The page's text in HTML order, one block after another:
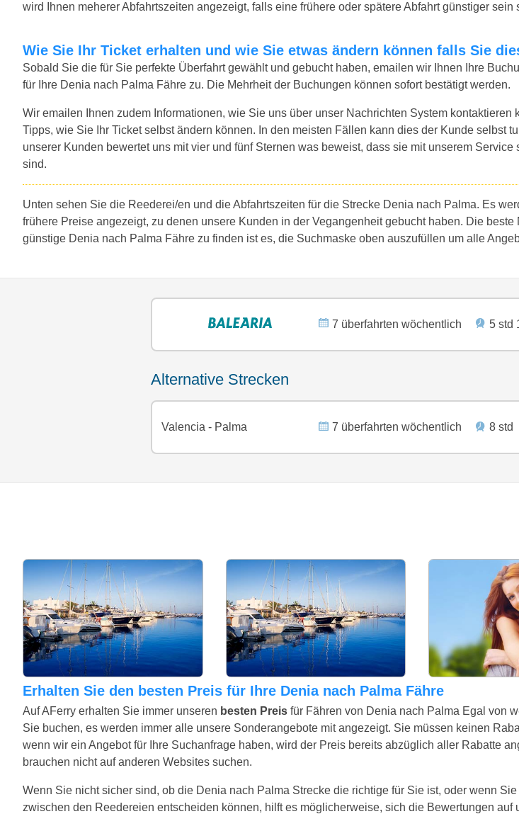
wird Ihnen meherer Abfahrtszeiten angezeigt, falls eine frühere oder spätere Abfahrt günstiger sein
Wie Sie Ihr Ticket erhalten und wie Sie etwas ändern können falls Sie
Sobald Sie die für Sie perfekte Überfahrt gewählt und gebucht haben, emailen wir Ihnen Ihre
für Ihre Denia nach Palma Fähre zu. Die Mehrheit der Buchungen können sofort bestätigt werden.
Wir emailen Ihnen zudem Informationen, wie Sie uns über unser Nachrichten System kontaktieren
Tipps, wie Sie Ihr Ticket selbst ändern können. In den meisten Fällen kann dies der Kunde selbst
unserer Kunden bewertet uns mit vier und fünf Sternen was beweist, dass sie mit unserem Service
sind.
Unten sehen Sie die Reederei/en und die Abfahrtszeiten für die Strecke Denia nach Palma. Es
frühere Preise angezeigt, zu denen unsere Kunden in der Vegangenheit gebucht haben. Die beste
günstige Denia nach Palma Fähre zu finden ist es, die Suchmaske oben auszufüllen um alle
7 überfahrten wöchentlich 5 std
alternative Strecken
Valencia - Palma 7 überfahrten wöchentlich 8 std
Erhalten Sie den besten Preis für Ihre Denia nach Palma Fähre
Auf AFerry erhalten Sie immer unseren besten Preis für Fähren von Denia nach Palma Egal von
Sie buchen, es werden immer alle unsere Sonderangebote mit angezeigt. Sie müssen keinen
wenn wir ein Angebot für Ihre Suchanfrage haben, wird der Preis bereits abzüglich aller Rabatte
brauchen nicht auf anderen Websites suchen.
Wenn Sie nicht sicher sind, ob die Denia nach Palma Strecke die richtige für Sie ist, oder wenn
zwischen den Reedereien entscheiden können, hilft es möglicherweise, sich die Bewertungen auf